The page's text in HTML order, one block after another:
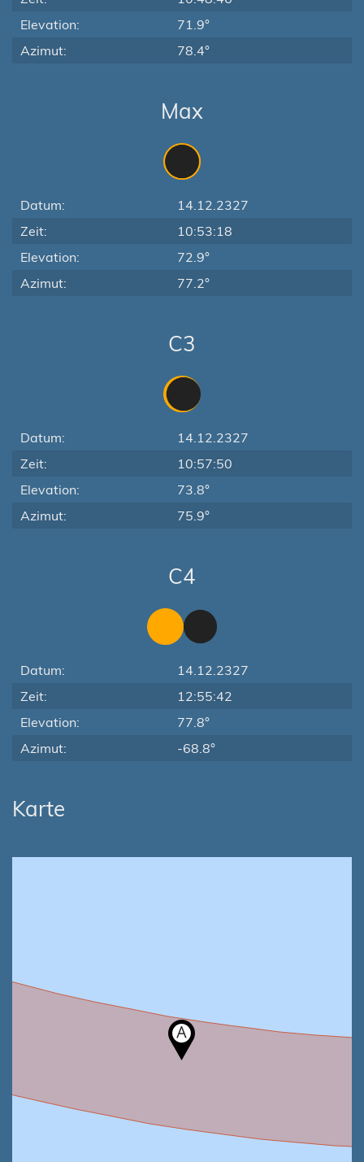
Elevation:
71.9°
Azimut:
78.4°
Max
Datum:
14.12.2327
Zeit:
10:53:18
Elevation:
72.9°
Azimut:
77.2°
C3
Datum:
14.12.2327
Zeit:
10:57:50
Elevation:
73.8°
Azimut:
75.9°
C4
Datum:
14.12.2327
Zeit:
12:55:42
Elevation:
77.8°
Azimut:
-68.8°
Karte